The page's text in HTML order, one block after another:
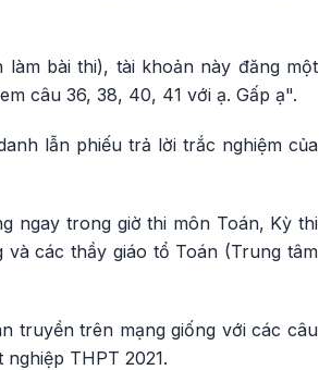
bài thi), tài khoản này đăng một
câu 36, 38, 40, 41 với ạ. Gấp ạ".
lẫn phiếu trả lời trắc nghiệm của
ngay trong giờ thi môn Toán, Kỳ thi
các thầy giáo tổ Toán (Trung tâm
truyền trên mạng giống với các câu
THPT 2021.